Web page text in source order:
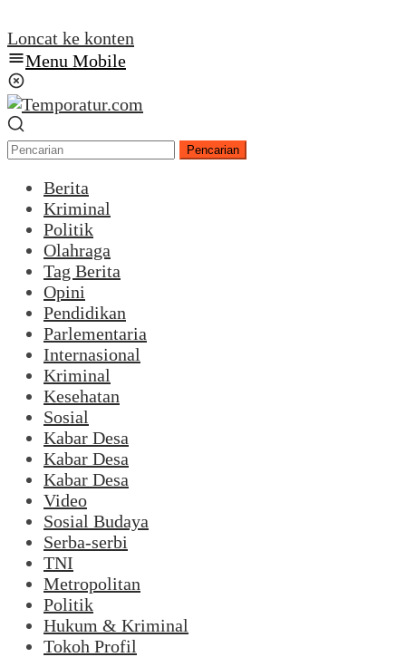
Loncat ke konten
Menu Mobile
Pencarian
Berita
Kriminal
Politik
Olahraga
Tag Berita
Opini
Pendidikan
Parlementaria
Internasional
Kriminal
Kesehatan
Sosial
Kabar Desa
Kabar Desa
Kabar Desa
Video
Sosial Budaya
Serba-serbi
TNI
Metropolitan
Politik
Hukum & Kriminal
Tokoh Profil